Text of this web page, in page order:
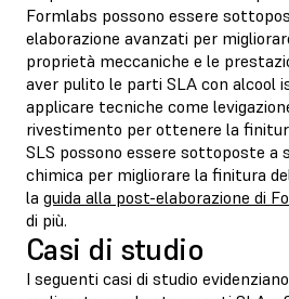
Formlabs possono essere
elaborazione avanzati per
proprietà meccaniche e le
aver pulito le parti SLA con alcool
applicare tecniche come
rivestimento per ottenere la
SLS possono essere sottoposte a
chimica per migliorare la finitura
la guida alla post-elaborazione di
di più.
Casi di studio
I seguenti casi di studio